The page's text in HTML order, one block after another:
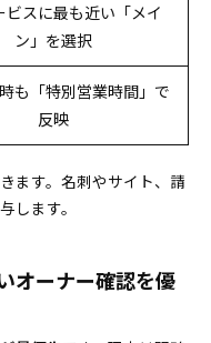
ビスに最も近い「メイ
ン」を選択
も「特別営業時間」で
反映
ます。名刺やサイト、請
します。
オーナー確認を優